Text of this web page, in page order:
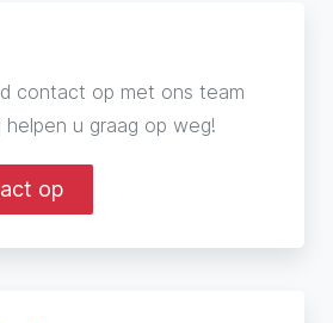
contact op met ons team
u graag op weg!
op